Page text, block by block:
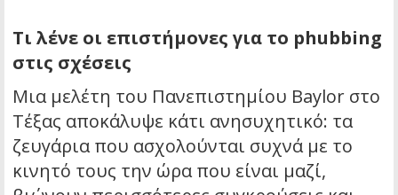
Τι λένε οι επιστήμονες για το phubbing
στις σχέσεις
Μια μελέτη του Πανεπιστημίου Baylor στο
Τέξας αποκάλυψε κάτι ανησυχητικό: τα
ζευγάρια που ασχολούνται συχνά με το
κινητό τους την ώρα που είναι μαζί,